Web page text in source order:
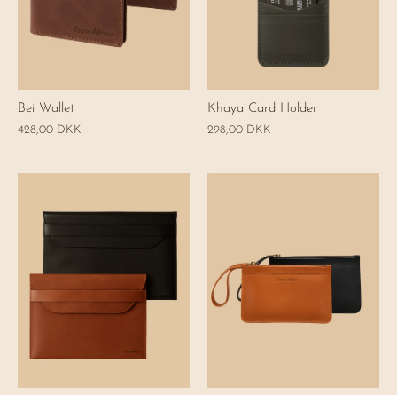
Bei Wallet
428,00 DKK
Khaya Card Holder
298,00 DKK